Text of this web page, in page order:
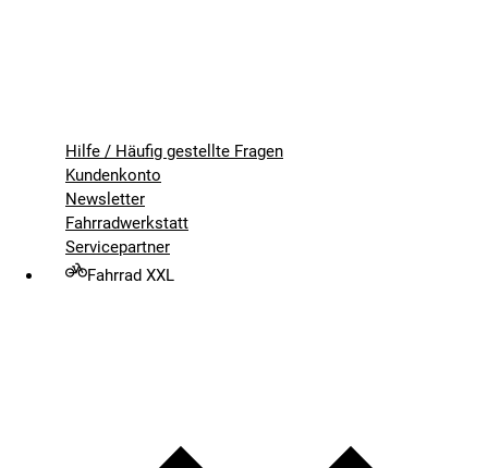
Hilfe / Häufig gestellte Fragen
Kundenkonto
Newsletter
Fahrradwerkstatt
Servicepartner
Fahrrad XXL